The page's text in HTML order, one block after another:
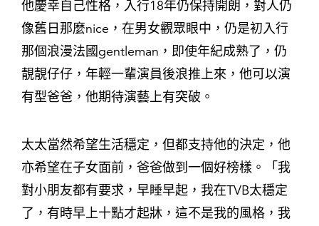
他慶幸自己性格，入行18年仍保持開朗，對人仍
像舊日那麼nice，在男女觀眾眼中，仍是初入行
那個浪漫法國gentleman，即使年紀成熟了，仍
靚靚仔仔，年輕一輩演員後浪推上來，他可以演
有型爸爸，他期待演藝上有突破。
太太當然希望生活穩定，但都支持他的決定，他
亦希望在子女面前，爸爸做到一個好榜樣。「我
對小朋友都有要求，早睡早起，我在TVB太穩定
了，有時早上十點才起牀，這不是我的風格，我